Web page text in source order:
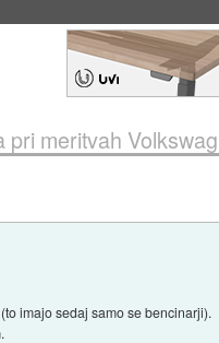
pri meritvah
imajo sedaj samo se bencinarji).